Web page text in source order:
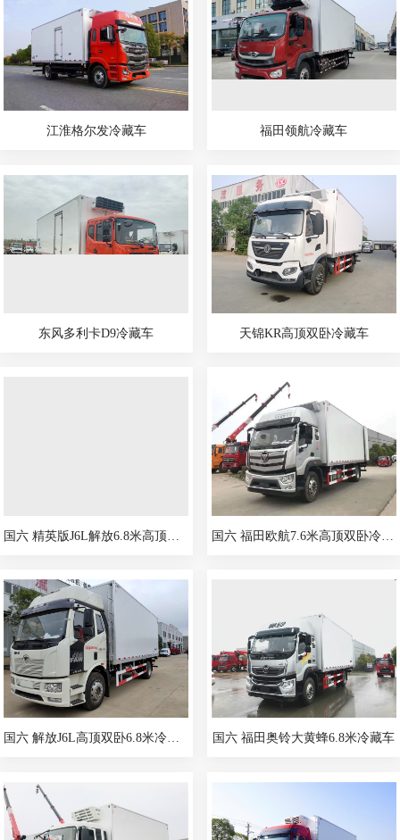
江淮格尔发冷藏车 福田领航冷藏车
东风多利卡D9冷藏车 天锦KR高顶双卧冷藏车
国六 福田欧航7.6米高顶双卧冷藏车
国六 解放J6L高顶双卧6.8米冷藏车 国六 福田奥铃大黄蜂6.8米冷藏车